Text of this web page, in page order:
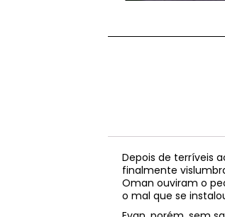
Depois de terríveis
finalmente
Oman ouviram o
o mal que se